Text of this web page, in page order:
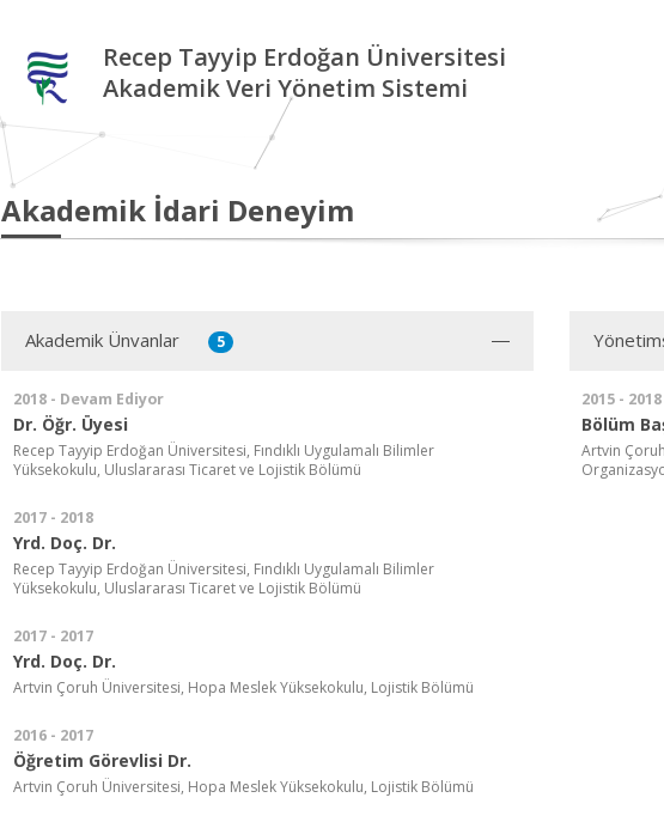
Recep Tayyip Erdoğan Üniversitesi
Akademik Veri Yönetim Sistemi
Akademik İdari Deneyim
Akademik Ünvanlar 5
2018 - Devam Ediyor
Dr. Öğr. Üyesi
Recep Tayyip Erdoğan Üniversitesi, Fındıklı Uygulamalı Bilimler
Yüksekokulu, Uluslararası Ticaret ve Lojistik Bölümü
2017 - 2018
Yrd. Doç. Dr.
Recep Tayyip Erdoğan Üniversitesi, Fındıklı Uygulamalı Bilimler
Yüksekokulu, Uluslararası Ticaret ve Lojistik Bölümü
2017 - 2017
Yrd. Doç. Dr.
Artvin Çoruh Üniversitesi, Hopa Meslek Yüksekokulu, Lojistik Bölümü
2016 - 2017
Öğretim Görevlisi Dr.
Artvin Çoruh Üniversitesi, Hopa Meslek Yüksekokulu, Lojistik Bölümü
2015 - 2018
Bölüm
Artvin